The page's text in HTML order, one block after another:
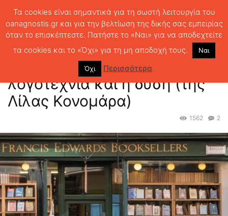
ΕΛΛ.ΛΟΓΟΤΕΧΝΙΑ ΣΗΜΕΡΑ
Συζήτηση: Η ελληνική
λογοτεχνία και η δύση (της Λίλας Κονομάρα)
Συζήτηση: Η ελληνική
λογοτεχνία και η δύση (της
Λίλας Κονομάρα)
2
1562
Τα cookies είναι σημαντικά για τη σωστή λειτουργία του
oanagnostis.gr και για την βελτίωση της δικής σας εμπειρίας
όταν το επισκέπτεστε. Πατήστε το «Ναι» για να αποδεχτείτε
τα cookies και το «Όχι» για τη μη αποδοχή τους.
Ναι
Όχι Περισσότερα